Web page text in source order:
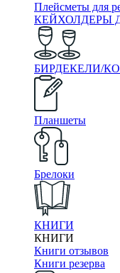
Плейсметы для
КЕЙХОЛДЕРЫ
БИРДЕКЕЛИ/
Планшеты
Брелоки
КНИГИ
КНИГИ
Книги отзывов
Книги резерва